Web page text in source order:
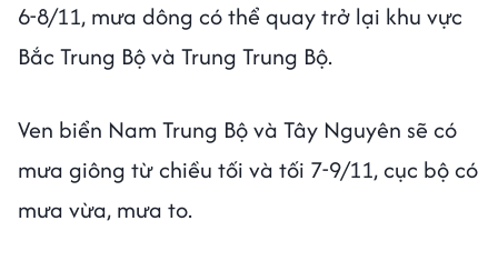
6-8/11, mưa dông có thể quay trở lại khu vực
Bắc Trung Bộ và Trung Trung Bộ.
Ven biển Nam Trung Bộ và Tây Nguyên sẽ có
mưa giông từ chiều tối và tối 7-9/11, cục bộ có
mưa vừa, mưa to.